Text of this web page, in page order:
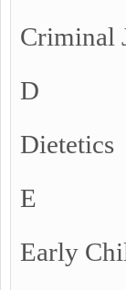
Criminal
D
Dietetics
E
Early